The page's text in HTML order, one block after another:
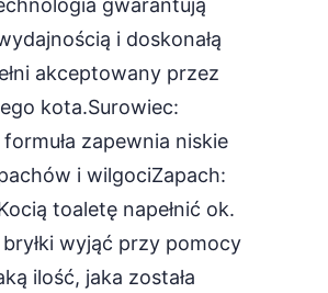
gwarantują
i doskonałą
akceptowany przez
kota.Surowiec:
zapewnia niskie
i wilgociZapach:
toaletę napełnić ok.
wyjąć przy pomocy
ilość, jaka została